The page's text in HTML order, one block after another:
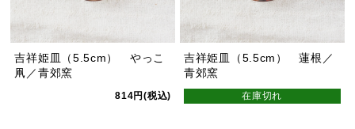
吉祥姫皿（5.5cm） やっこ
凧／青郊窯
814円(税込)
吉祥姫皿（5.5cm） 蓮根／
青郊窯
在庫切れ